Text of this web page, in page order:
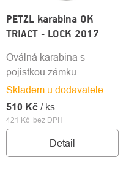
PETZL karabina OK
TRIACT - LOCK 2017
Skladem u dodavatele
421 Kč bez DPH
510 Kč / ks
Detail
Oválná karabina s
pojistkou zámku